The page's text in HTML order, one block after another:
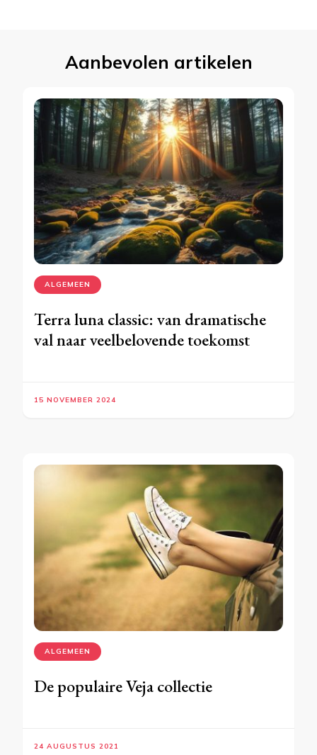
Aanbevolen artikelen
ALGEMEEN
Terra luna classic: van dramatische
val naar veelbelovende toekomst
15 NOVEMBER 2024
ALGEMEEN
De populaire Veja collectie
24 AUGUSTUS 2021